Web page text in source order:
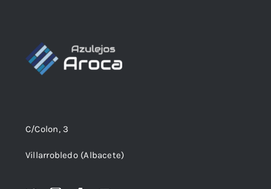
C/Colon, 3
Villarrobledo (Albacete)